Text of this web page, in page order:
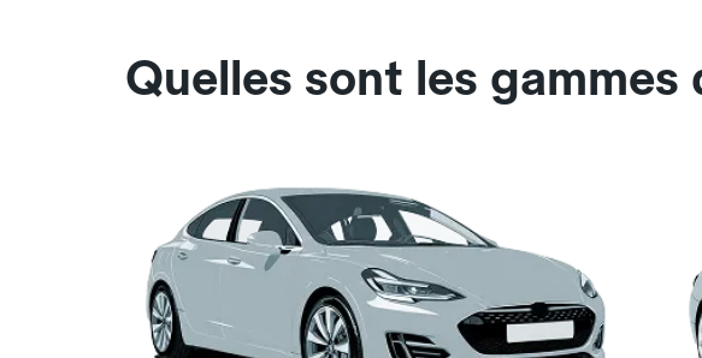
Quelles sont les gammes